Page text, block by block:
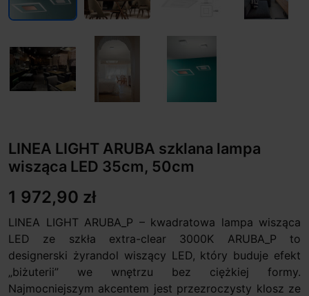
LINEA LIGHT ARUBA szklana lampa
wisząca LED 35cm, 50cm
1 972,90 zł
LINEA LIGHT ARUBA_P – kwadratowa lampa wisząca
LED ze szkła extra-clear 3000K ARUBA_P to
designerski żyrandol wiszący LED, który buduje efekt
„biżuterii” we wnętrzu bez ciężkiej formy.
Najmocniejszym akcentem jest przezroczysty klosz ze